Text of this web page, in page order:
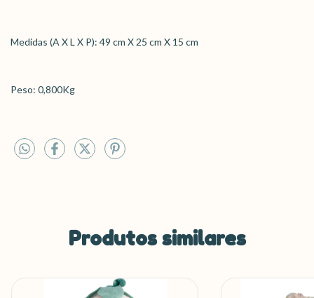
Medidas (A X L X P): 49 cm X 25 cm X 15 cm
Peso: 0,800Kg
Produtos similares